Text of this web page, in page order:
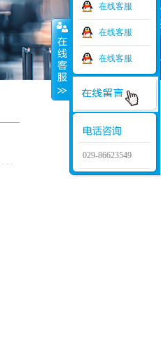
在线客服
在线客服
在线客服
029-86623549